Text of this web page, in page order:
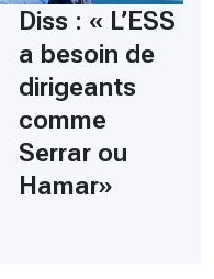
Diss : « L’ESS
a besoin de
dirigeants
comme
Serrar ou
Hamar»